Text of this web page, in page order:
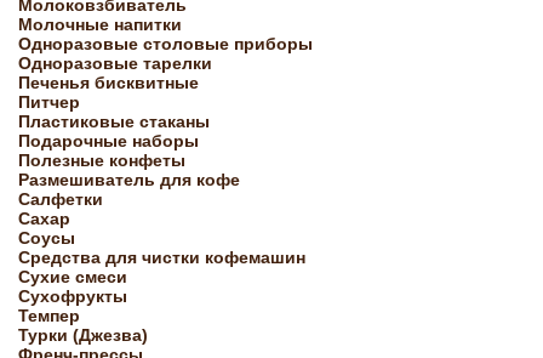
Молоковзбиватель
Молочные напитки
Одноразовые столовые приборы
Одноразовые тарелки
Печенья бисквитные
Питчер
Пластиковые стаканы
Подарочные наборы
Полезные конфеты
Размешиватель для кофе
Салфетки
Сахар
Соусы
Средства для чистки кофемашин
Сухие смеси
Сухофрукты
Темпер
Турки (Джезва)